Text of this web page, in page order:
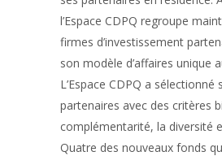
l’Espace CDPQ regroupe
firmes d’investissement
son modèle d’affaires unique
L’Espace CDPQ a sélectionné
partenaires avec des critères
complémentarité, la diversité
Quatre des nouveaux fonds